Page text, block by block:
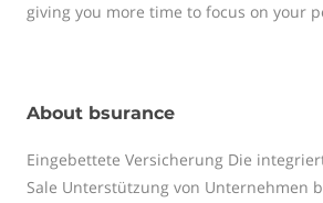
giving you more time to focus on your
About bsurance
Eingebettete Versicherung Die
Sale Unterstützung von Unternehmen